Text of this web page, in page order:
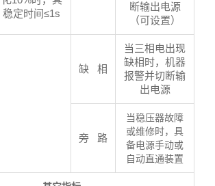
稳定时间≤1s
断输出电源
（可设置）
缺 相
当三相电出现
缺相时，机器
报警并切断输
出电源
旁 路
当稳压器故障
或维修时，具
备电源手动或
自动直通装置